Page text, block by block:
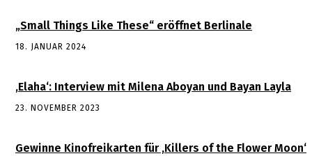
„Small Things Like These“ eröffnet Berlinale
18. JANUAR 2024
‚Elaha‘: Interview mit Milena Aboyan und Bayan Layla
23. NOVEMBER 2023
Gewinne Kinofreikarten für ‚Killers of the Flower Moon‘